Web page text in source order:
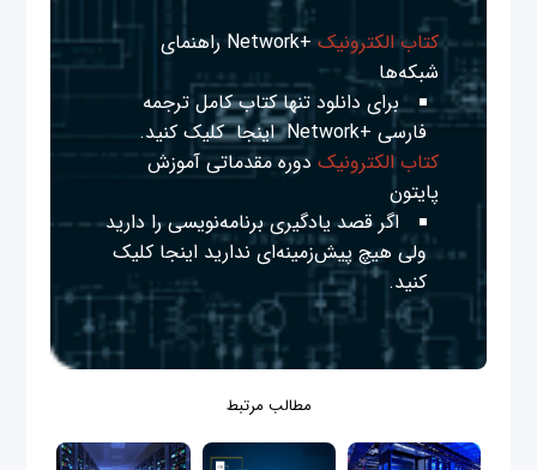
کتاب الکترونیک
+Network راهنمای
شبکه‌ها
برای دانلود تنها کتاب کامل ترجمه
فارسی +Network
اینجا کلیک کنید.
کتاب الکترونیک دوره مقدماتی آموزش
پایتون
اگر قصد یادگیری برنامه‌نویسی را دارید
ولی هیچ پیش‌زمینه‌ای نداریداینجا کلیک
کنید.
مطالب مرتبط